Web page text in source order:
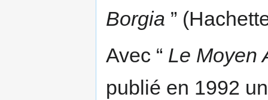
Borgia ”
Avec “ Le Moyen
publié en 1992